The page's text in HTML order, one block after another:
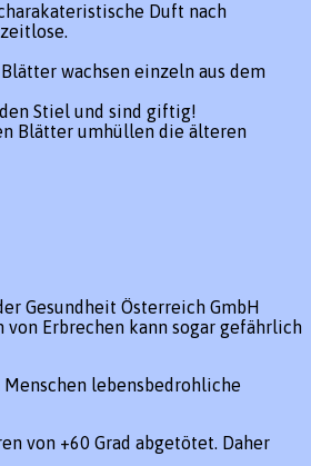
Duft nach
wachsen einzeln aus dem
Stiel und sind giftig!
Blätter umhüllen die älteren
Gesundheit Österreich GmbH
Erbrechen kann sogar gefährlich
lebensbedrohliche
von +60 Grad abgetötet. Daher